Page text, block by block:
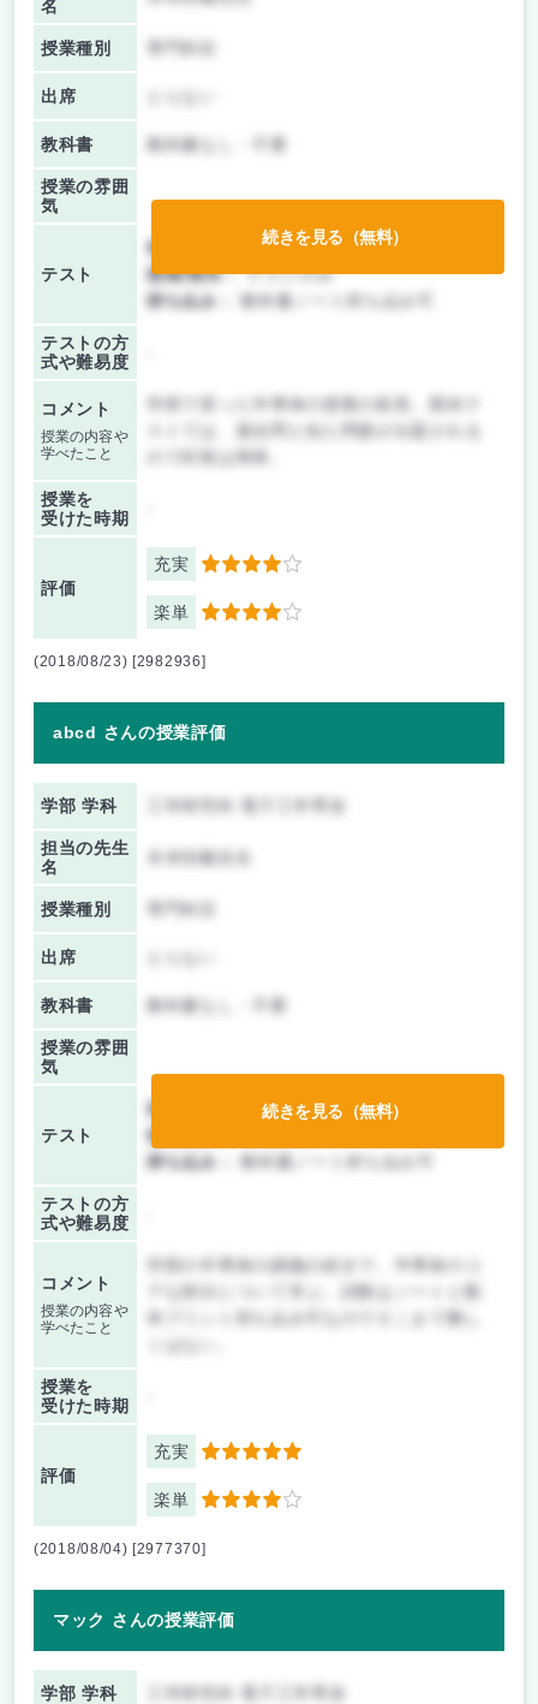
名
授業種別
出席
教科書 教科書なし・不要
授業の雰囲
気
テスト
前期/中間：
レポートのみ
後期/期末：テストのみ
持ち込み：
教科書ノート持ち込み可
テストの方
式や難易度
コメント
授業の内容や
学べたこと
学部で習った半導体の授業の延長。期末テ
授業を
受けた時期
評価
充実 4
楽単 4
続きを見る（無料）
(2018/08/23) [2982936]
abcd さんの授業評価
学部 学科
担当の先生
名
木本恒暢先生
授業種別
出席
教科書 教科書なし・不要
授業の雰囲
気
テスト
前期/中間：
テストのみ
後期/期末：
持ち込み：
教科書ノート持ち込み可
テストの方
式や難易度
コメント
授業の内容や
学べたこと
学部の半導体の講義の続きで、半導体のコ
アな部分について学ぶ。試験はノートと配
授業を
受けた時期
評価
充実 5
楽単 4
続きを見る（無料）
(2018/08/04) [2977370]
マック さんの授業評価
学部 学科